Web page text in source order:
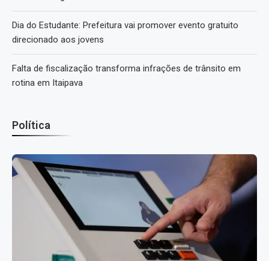
Dia do Estudante: Prefeitura vai promover evento gratuito
direcionado aos jovens
Falta de fiscalização transforma infrações de trânsito em
rotina em Itaipava
Política